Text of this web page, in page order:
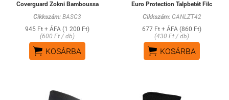
Coverguard Zokni Bamboussa
Cikkszám: BASG3
945 Ft + ÁFA (1 200 Ft)
(600 Ft / db)
 KOSÁRBA
Euro Protection Talpbetét Filc
Cikkszám:GANLZT42
677 Ft + ÁFA (860 Ft)
(430 Ft / db)
 KOSÁRBA